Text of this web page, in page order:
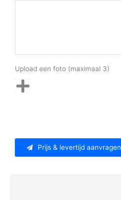
Upload een foto (maximaal 3)
Prijs & levertijd aanvragen